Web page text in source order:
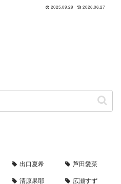
衣装やハブラシダンスで歯を守る
2025.09.29 2026.06.27
出口夏希
芦田愛菜
清原果耶
広瀬すず